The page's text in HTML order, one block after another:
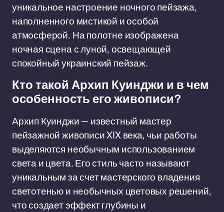
уникальное настроение ночного пейзажа,
наполненного мистикой и особой
атмосферой. На полотне изображена
ночная сцена с луной, освещающей
спокойный украинский пейзаж.
Кто такой Архип Куинджи и в чем
особенность его живописи?
Архип Куинджи — известный мастер
пейзажной живописи XIX века, чьи работы
выделяются необычным использованием
света и цвета. Его стиль часто называют
уникальным за счет мастерского владения
светотенью и необычных цветовых решений,
что создает эффект глубины и